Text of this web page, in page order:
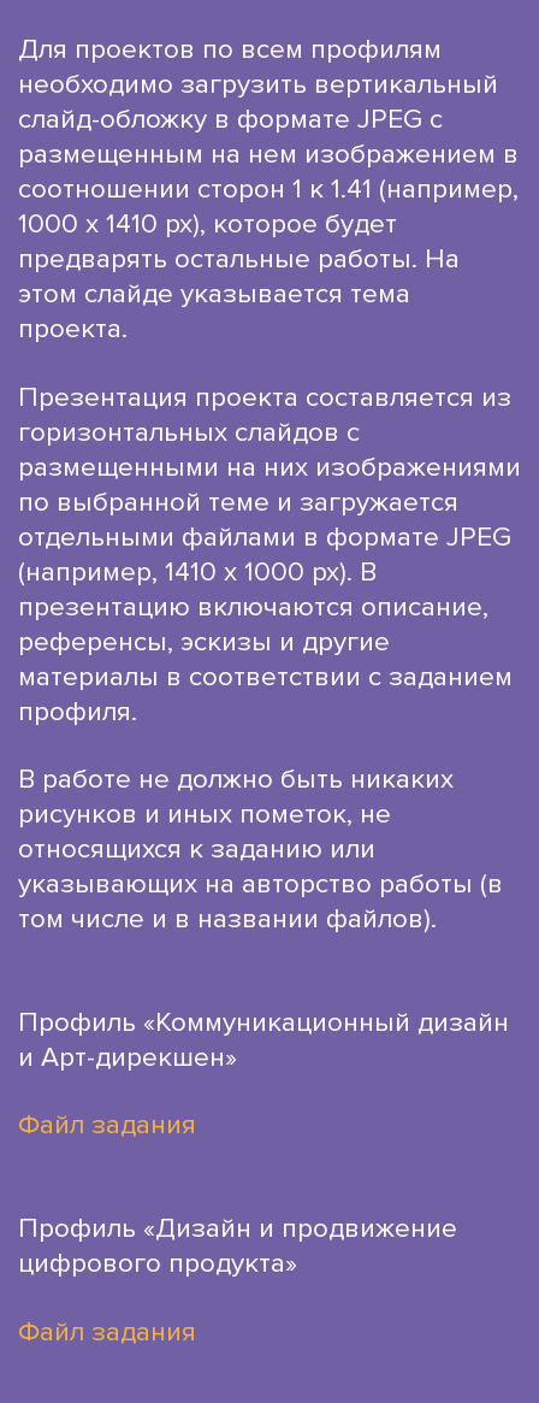
Для проектов по всем профилям
необходимо загрузить вертикальный
слайд-обложку в формате JPEG с
размещенным на нем изображением в
соотношении сторон 1 к 1.41 (например,
1000 х 1410 рх), которое будет
предварять остальные работы. На
этом слайде указывается тема
проекта.
Презентация проекта составляется из
горизонтальных слайдов с
размещенными на них изображениями
по выбранной теме и загружается
отдельными файлами в формате JPEG
(например, 1410 х 1000 рх). В
презентацию включаются описание,
референсы, эскизы и другие
материалы в соответствии с заданием
профиля.
В работе не должно быть никаких
рисунков и иных пометок, не
относящихся к заданию или
указывающих на авторство работы (в
том числе и в названии файлов).
Профиль «Коммуникационный дизайн
и Арт-дирекшен»
Файл задания
Профиль «Дизайн и продвижение
цифрового продукта»
Файл задания